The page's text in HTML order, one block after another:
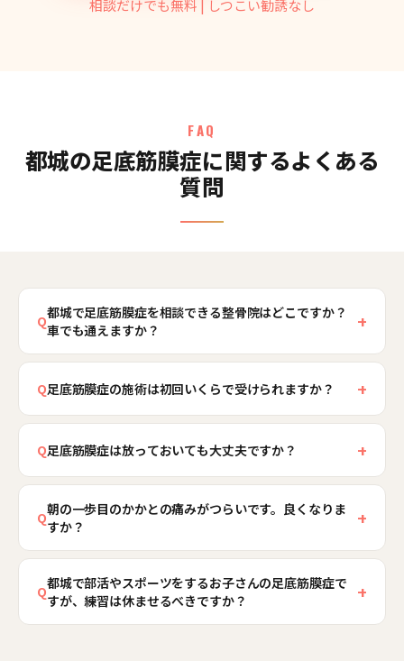
相談だけでも無料 | しつこい勧誘なし
FAQ
都城の足底筋膜症に関するよくある
質問
Q都城で足底筋膜症を相談できる整骨院はどこですか？
車でも通えますか？
+
都城骨盤整骨院は宮崎県都城市上川東2丁目3-9、
都城保険の窓口の裏手にあります。JR都城駅（日
豊本線）から徒歩約5分で、院前に無料駐車場もご
買い物のついでにお車でも通っていただけます。
足底筋膜症でお悩みの方は、お電話0120-922-
394、または24時間受付のネット予約からお気軽に
ご相談ください。
Q足底筋膜症の施術は初回いくらで受けられますか？ +
初めての方は、カウンセリング・検査・施術を含
めて初回2,980円（通常8,980円）でご利用いただ
けます。足底筋膜症は原因の見極めが大切なた
ります。2回目以降の料金や通院の目安は、お身体
お申し付けください。
Q足底筋膜症は放っておいても大丈夫ですか？ +
放置すると朝の一歩目の痛みが長引き、歩くのが
つらくなるため、早めのケアをおすすめします。
都城骨盤整骨院では、まず足底筋膜症の状態をて
いねいに確認し、足の裏（足底腱膜）とふくらは
ぎの負担を減らしながら、骨盤や姿勢のバランス
まで含めて整えていきます。強い痛みやしびれが
続く場合は、医療機関での確認もあわせてご案内
Q朝の一歩目のかかとの痛みがつらいです。良くなりま
すか？
+
朝の一歩目の痛みは足底筋膜症の典型的な症状
で、就寝中に硬くなった足底腱膜に体重がかかっ
て刺激されるために起こります。放置すると長引
Q都城で部活やスポーツをするお子さんの足底筋膜症で
すが、練習は休ませるべきですか？
+